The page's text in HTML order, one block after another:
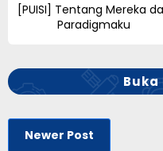
[PUISI] Tentang Mereka
Paradigmaku
Newer Post